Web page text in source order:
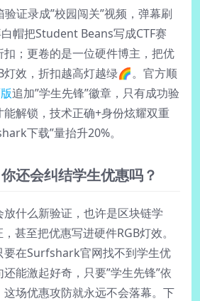
证录成”校园闯关”视频，弹幕刷
帽把Student Beans写成CTF赛
；更卷的是一位硬件博主，把优
灯效，折扣越高灯越绿🌈。官方顺
追加”学生先锋”徽章，只有成功验
解锁，技术正确+身份炫耀双重
下载”量抬升20%。
还会纠结学生优惠吗？
什么新验证，也许是区块链学
甚至把优惠写进硬件RGB灯效。
要在Surfshark官网找不到学生优
能激起好奇，只要”学生先锋”依
场优惠攻防就永远不会落幕。下